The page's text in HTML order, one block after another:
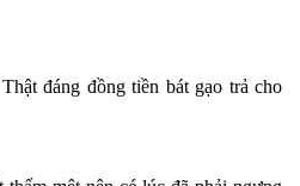
đáng đồng tiền bát gạo trả cho